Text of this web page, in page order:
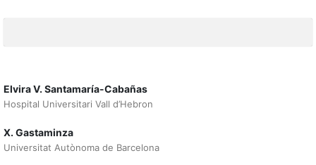
Elvira V. Santamaría-Cabañas
Hospital Universitari Vall d’Hebron
X. Gastaminza
Universitat Autònoma de Barcelona